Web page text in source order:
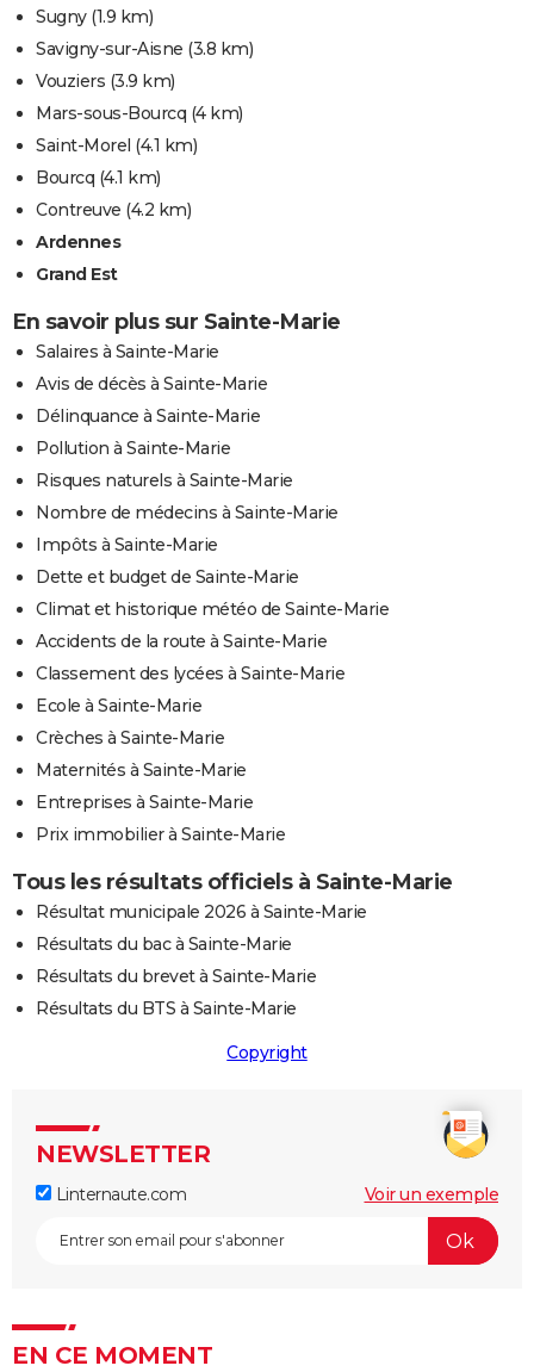
Sugny(1.9 km)
Savigny-sur-Aisne (3.8 km)
Vouziers (3.9 km)
Mars-sous-Bourcq (4 km)
Saint-Morel (4.1 km)
Bourcq (4.1 km)
Contreuve (4.2 km)
Ardennes
Grand Est
En savoir plus sur Sainte-Marie
Salaires à Sainte-Marie
Avis de décès à Sainte-Marie
Délinquance à Sainte-Marie
Pollution à Sainte-Marie
Risques naturels à Sainte-Marie
Nombre de médecins à Sainte-Marie
Impôts à Sainte-Marie
Dette et budget de Sainte-Marie
Climat et historique météo de Sainte-Marie
Accidents de la route à Sainte-Marie
Classement des lycées à Sainte-Marie
Ecole à Sainte-Marie
Crèches à Sainte-Marie
Maternités à Sainte-Marie
Entreprises à Sainte-Marie
Prix immobilier à Sainte-Marie
Tous les résultats officiels à Sainte-Marie
Résultat municipale 2026 à Sainte-Marie
Résultats du bac à Sainte-Marie
Résultats du brevet à Sainte-Marie
Résultats du BTS à Sainte-Marie
Copyright
NEWSLETTER
Linternaute.com Voir un exemple
EN CE MOMENT